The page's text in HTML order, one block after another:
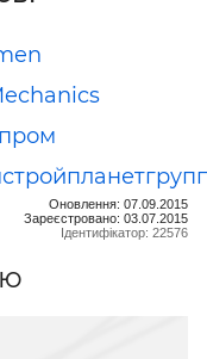
Оновлення: 07.09.2015
Зареєстровано: 03.07.2015
Ідентифікатор: 22576